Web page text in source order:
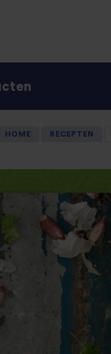
HOME RECEPTEN